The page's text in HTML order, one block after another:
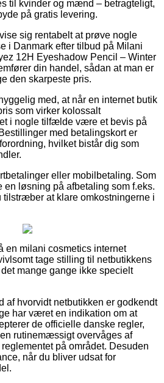
til kvinder og mænd – betragteligt,
på gratis levering.
sig rentabelt at prøve nogle
i Danmark efter tilbud på Milani
12H Eyeshadow Pencil – Winter
din handel, sådan at man er
den skarpeste pris.
med, at når en internet butik
som virker kolossalt
i nogle tilfælde være et bevis på
med betalingskort er
hvilket bistår dig som
eller mobilbetaling. Som
en løsning på afbetaling som f.eks.
at klare omkostningerne i
en milani cosmetics internet
tage stilling til netbutikkens
mange gange ikke specielt
af hvorvidt netbutikken er godkendt
har været en indikation om at
de officielle danske regler,
rutinemæssigt overvåges af
på området. Desuden
når du bliver udsat for